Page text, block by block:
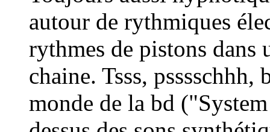
autour de rythmiques
rythmes de pistons dans
chaine. Tsss,
monde de la bd ("